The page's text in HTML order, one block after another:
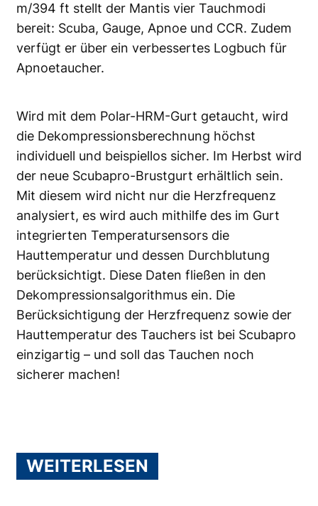
m/394 ft stellt der Mantis vier Tauchmodi
bereit: Scuba, Gauge, Apnoe und CCR. Zudem
verfügt er über ein verbessertes Logbuch für
Apnoetaucher.
Wird mit dem Polar-HRM-Gurt getaucht, wird
die Dekompressionsberechnung höchst
individuell und beispiellos sicher. Im Herbst wird
der neue Scubapro-Brustgurt erhältlich sein.
Mit diesem wird nicht nur die Herzfrequenz
analysiert, es wird auch mithilfe des im Gurt
integrierten Temperatursensors die
Hauttemperatur und dessen Durchblutung
berücksichtigt. Diese Daten fließen in den
Dekompressionsalgorithmus ein. Die
Berücksichtigung der Herzfrequenz sowie der
Hauttemperatur des Tauchers ist bei Scubapro
einzigartig – und soll das Tauchen noch
sicherer machen!
WEITERLESEN